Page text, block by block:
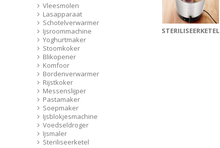
STERILISEERKETEL
Vleesmolen
Lasapparaat
Schotelverwarmer
Ijsroommachine
Yoghurtmaker
Stoomkoker
Blikopener
Komfoor
Bordenverwarmer
Rijstkoker
Messenslijper
Pastamaker
Soepmaker
Ijsblokjesmachine
Voedseldroger
Ijsmaler
Steriliseerketel